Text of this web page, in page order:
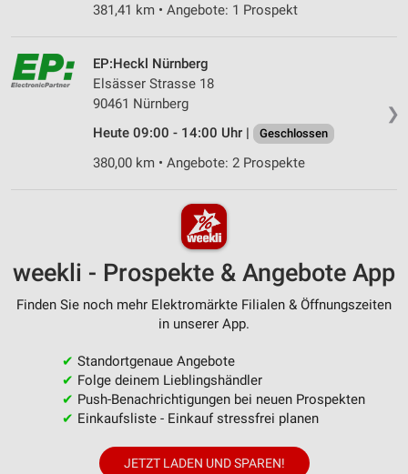
381,41 km • Angebote: 1 Prospekt
❯
EP:Heckl Nürnberg
Elsässer Strasse 18
90461 Nürnberg
Heute 09:00 - 14:00 Uhr |
Geschlossen
380,00 km • Angebote: 2 Prospekte
weekli - Prospekte & Angebote App
Finden Sie noch mehr Elektromärkte Filialen & Öffnungszeiten
in unserer App.
✔ Standortgenaue Angebote
✔ Folge deinem Lieblingshändler
✔ Push-Benachrichtigungen bei neuen Prospekten
✔ Einkaufsliste - Einkauf stressfrei planen
JETZT LADEN UND SPAREN!